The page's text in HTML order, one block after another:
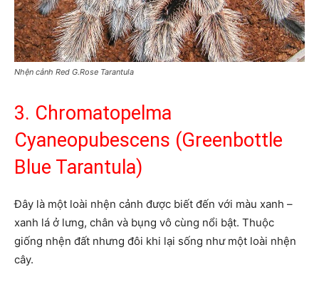
Nhện cảnh Red G.Rose Tarantula
3. Chromatopelma
Cyaneopubescens (Greenbottle
Blue Tarantula)
Đây là một loài nhện cảnh được biết đến với màu xanh –
xanh lá ở lưng, chân và bụng vô cùng nổi bật. Thuộc
giống nhện đất nhưng đôi khi lại sống như một loài nhện
cây.